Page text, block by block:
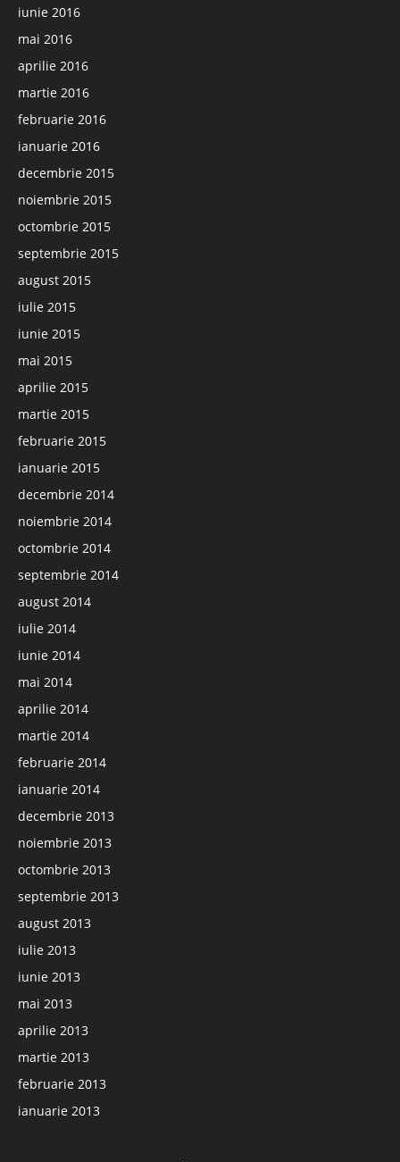
iunie 2016
mai 2016
aprilie 2016
martie 2016
februarie 2016
ianuarie 2016
decembrie 2015
noiembrie 2015
octombrie 2015
septembrie 2015
august 2015
iulie 2015
iunie 2015
mai 2015
aprilie 2015
martie 2015
februarie 2015
ianuarie 2015
decembrie 2014
noiembrie 2014
octombrie 2014
septembrie 2014
august 2014
iulie 2014
iunie 2014
mai 2014
aprilie 2014
martie 2014
februarie 2014
ianuarie 2014
decembrie 2013
noiembrie 2013
octombrie 2013
septembrie 2013
august 2013
iulie 2013
iunie 2013
mai 2013
aprilie 2013
martie 2013
februarie 2013
ianuarie 2013